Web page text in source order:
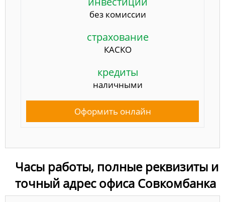
без комиссии
страхование
КАСКО
кредиты
наличными
Оформить онлайн
Часы работы, полные реквизиты и
точный адрес офиса Совкомбанка